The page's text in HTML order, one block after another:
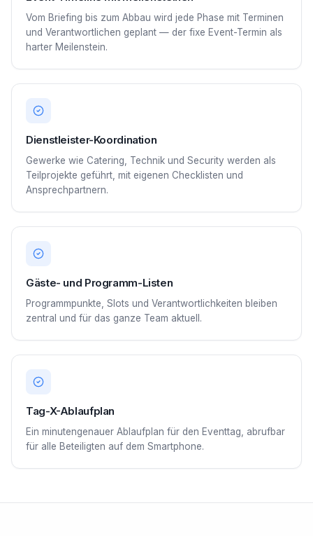
Vom Briefing bis zum Abbau wird jede Phase mit Terminen
und Verantwortlichen geplant — der fixe Event-Termin als
harter Meilenstein.
Dienstleister-Koordination
Gewerke wie Catering, Technik und Security werden als
Teilprojekte geführt, mit eigenen Checklisten und
Ansprechpartnern.
Gäste- und Programm-Listen
Programmpunkte, Slots und Verantwortlichkeiten bleiben
zentral und für das ganze Team aktuell.
Tag-X-Ablaufplan
Ein minutengenauer Ablaufplan für den Eventtag, abrufbar
für alle Beteiligten auf dem Smartphone.